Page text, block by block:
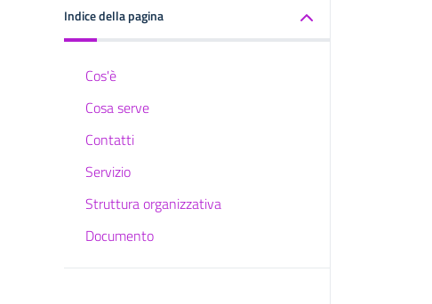
Indice della pagina
Cos'è
Cosa serve
Contatti
Servizio
Struttura organizzativa
Documento